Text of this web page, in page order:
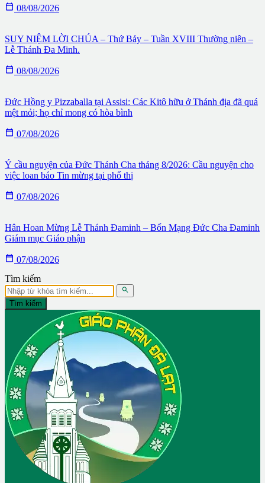
 08/08/2026
SUY NIỆM LỜI CHÚA – Thứ Bảy – Tuần XVIII Thường niên –
Lễ Thánh Đa Minh.
 08/08/2026
Đức Hồng y Pizzaballa tại Assisi: Các Kitô hữu ở Thánh địa đã quá
mệt mỏi; họ chỉ mong có hòa bình
 07/08/2026
Ý cầu nguyện của Đức Thánh Cha tháng 8/2026: Cầu nguyện cho
việc loan báo Tin mừng tại phố thị
 07/08/2026
Hân Hoan Mừng Lễ Thánh Đaminh – Bổn Mạng Đức Cha Đaminh
Giám mục Giáo phận
 07/08/2026
Tìm kiếm

Tìm kiếm